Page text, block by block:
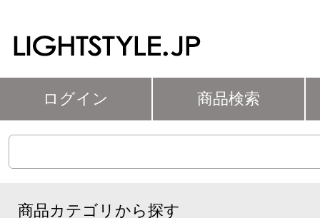
ログイン 商品検索
商品カテゴリから探す